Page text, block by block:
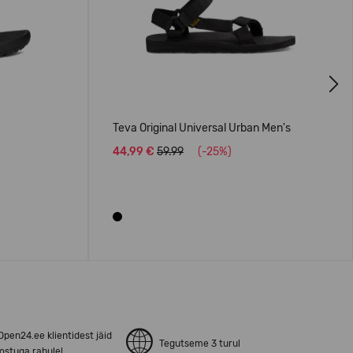
Teva Original Universal Urban Men's
44,99 € 59.99 (-25%)
klientidest jäid
Tegutseme 3 turul